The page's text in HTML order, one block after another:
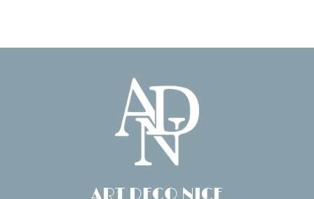
ART DECO NICE